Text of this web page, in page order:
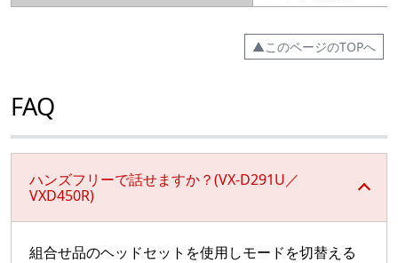
▲このページのTOPへ
FAQ
ハンズフリーで話せますか？(VX-D291U／
VXD450R)
組合せ品のヘッドセットを使用しモードを切替える